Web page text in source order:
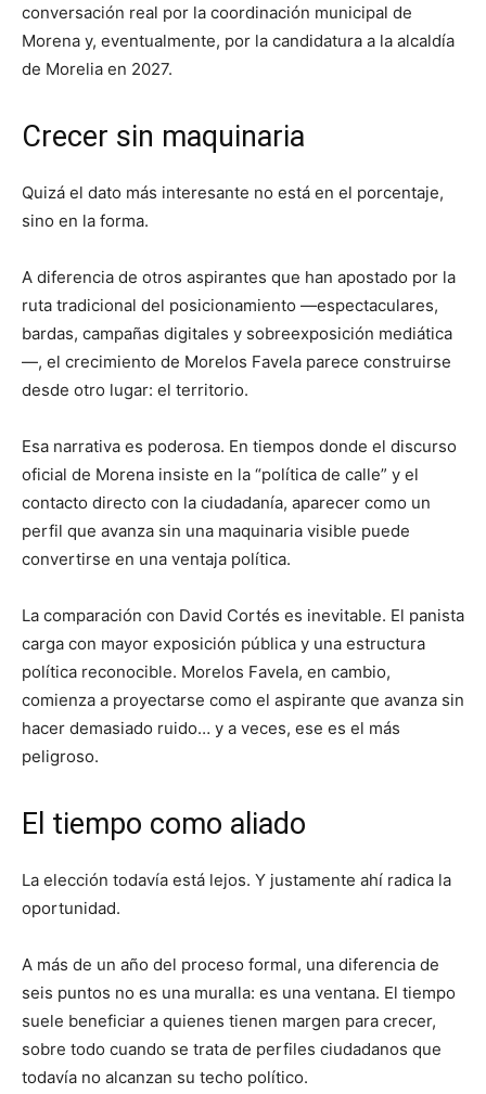
conversación real por la coordinación municipal de
Morena y, eventualmente, por la candidatura a la alcaldía
de Morelia en 2027.
Crecer sin maquinaria
Quizá el dato más interesante no está en el porcentaje,
sino en la forma.
A diferencia de otros aspirantes que han apostado por la
ruta tradicional del posicionamiento —espectaculares,
bardas, campañas digitales y sobreexposición mediática
—, el crecimiento de Morelos Favela parece construirse
desde otro lugar: el territorio.
Esa narrativa es poderosa. En tiempos donde el discurso
oficial de Morena insiste en la “política de calle” y el
contacto directo con la ciudadanía, aparecer como un
perfil que avanza sin una maquinaria visible puede
convertirse en una ventaja política.
La comparación con David Cortés es inevitable. El panista
carga con mayor exposición pública y una estructura
política reconocible. Morelos Favela, en cambio,
comienza a proyectarse como el aspirante que avanza sin
hacer demasiado ruido… y a veces, ese es el más
peligroso.
El tiempo como aliado
La elección todavía está lejos. Y justamente ahí radica la
oportunidad.
A más de un año del proceso formal, una diferencia de
seis puntos no es una muralla: es una ventana. El tiempo
suele beneficiar a quienes tienen margen para crecer,
sobre todo cuando se trata de perfiles ciudadanos que
todavía no alcanzan su techo político.